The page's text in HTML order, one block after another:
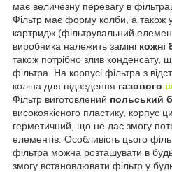
має величезну перевагу в
Фільтр має форму колби, а також
картридж (фільтрувальний
виробника належить заміні кожні
також потрібно злив конденсату,
фільтра. На корпусі фільтра з
коліна для підведення газового
Фільтр виготовлений польський
високоякісного пластику, корпус
герметичний, що не дає змогу
елементів. Особливість цього
фільтра можна розташувати в
змогу встановлювати фільтр у